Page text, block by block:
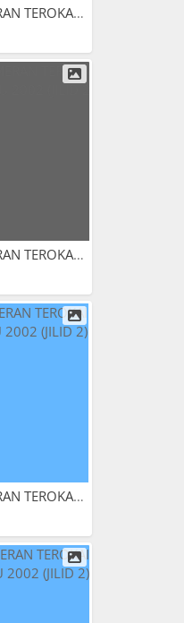
PAMERAN TEROKAI HANTU 2002...
PAMERAN TEROKAI HANTU 2002...
PAMERAN TEROKAI HANTU 2002...